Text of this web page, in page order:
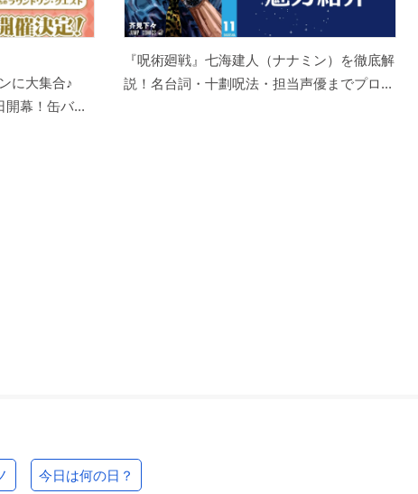
に大集合♪
開幕！缶バ...
『呪術廻戦』七海建人（ナナミン）を徹底解
説！名台詞・十劃呪法・担当声優までプロ...
今日は何の日？